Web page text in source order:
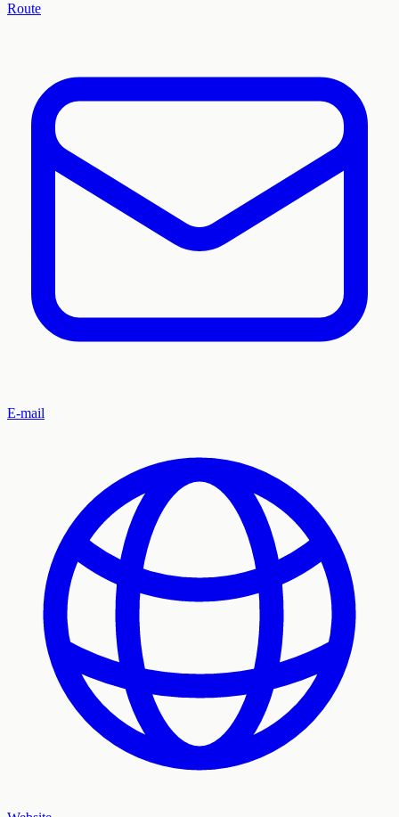
Route
E-mail